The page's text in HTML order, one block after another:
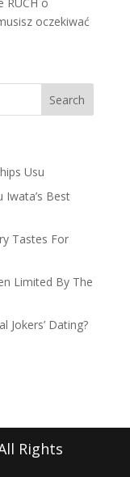
oczekiwać
Usu
Iwata’s Best
Tastes For
Limited By The
Jokers’ Dating?
Rights